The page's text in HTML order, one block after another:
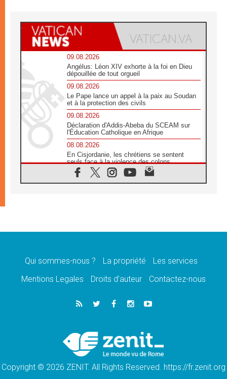
09.08.2026
Angélus: Léon XIV exhorte à la foi en Dieu
dépouillée de tout orgueil
09.08.2026
Le Pape lance un appel à la paix au Soudan
et à la protection des civils
09.08.2026
Déclaration d'Addis-Abeba du SCEAM sur
l'Éducation Catholique en Afrique
08.08.2026
En Cisjordanie, les chrétiens se sentent
seuls face à la violence des colons
08.08.2026
Léon XIV au sanctuaire de Notre Dame du
08.08.2026
08.08.2026
catholiques
Au Bangladesh, l'Église accompagne les
Dalits sur le chemin de la dignité
Philippines: le vicariat apostolique de
Calapan devient un diocèse
Qui sommes-nous ? La propriété
Les services
Mentions Legales
Droits d’auteur Contactez-nous
Copyright © 2026 ZENIT. All Rights Reserved. https://fr.zenit.org